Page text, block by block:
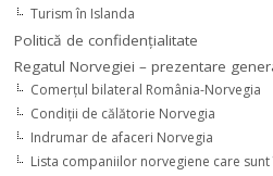
Turism în Islanda
Politică de confidențialitate
Regatul Norvegiei – prezentare
Comerţul bilateral România-Norvegia
Condiții de călătorie Norvegia
Indrumar de afaceri Norvegia
Lista companiilor norvegiene care